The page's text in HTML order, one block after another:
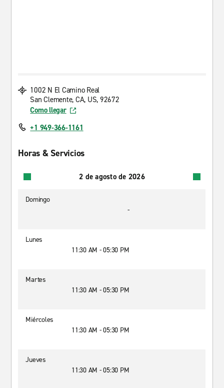
1002 N El Camino Real
San Clemente, CA, US, 92672
Como llegar
+1 949-366-1161
Horas & Servicios
2 de agosto de 2026
Domingo
-
Lunes
11:30 AM - 05:30 PM
Martes
11:30 AM - 05:30 PM
Miércoles
11:30 AM - 05:30 PM
Jueves
11:30 AM - 05:30 PM